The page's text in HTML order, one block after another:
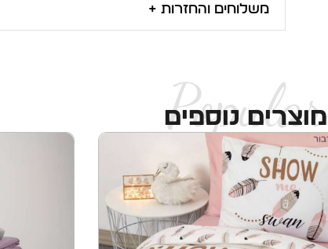
משלוחים והחזרות +
Popular
מוצרים נוספים